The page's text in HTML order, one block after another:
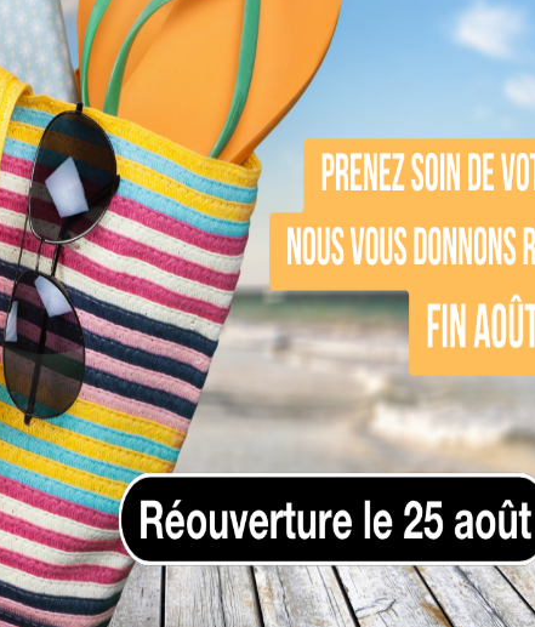
% de graisse en moyenne. La graisse
masse graisseuse. Une seule séance
son praticien suite à chaque séance, afin
indolore
du tout. De petits picotements peuvent
peau. Ces dernières commencent en
anesthésiant naturel, toute sensation
pendant que l’appareil travaille au